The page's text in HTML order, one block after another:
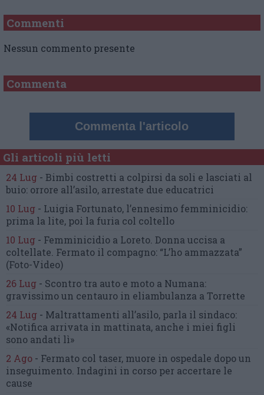
Commenti
Nessun commento presente
Commenta
Commenta l'articolo
Gli articoli più letti
24 Lug - Bimbi costretti a colpirsi da soli e lasciati al
buio: orrore all’asilo, arrestate due educatrici
10 Lug - Luigia Fortunato, l’ennesimo femminicidio:
prima la lite, poi la furia col coltello
10 Lug - Femminicidio a Loreto. Donna uccisa a
coltellate. Fermato il compagno: “L’ho ammazzata”
(Foto-Video)
26 Lug - Scontro tra auto e moto a Numana:
gravissimo un centauro in eliambulanza a Torrette
24 Lug - Maltrattamenti all’asilo, parla il sindaco:
«Notifica arrivata in mattinata, anche i miei figli
sono andati lì»
2 Ago - Fermato col taser, muore in ospedale dopo un
inseguimento. Indagini in corso per accertare le
cause